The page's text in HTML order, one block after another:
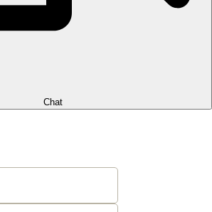
Chat